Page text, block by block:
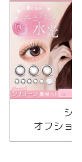
シ
オフショ